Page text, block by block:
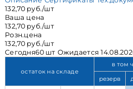
132,70 руб./шт
Ваша цена
132,70 руб./шт
Розн.цена
132,70 руб./шт
Сегодня60 шт Ожидается
остаток на складе
в том
резерв